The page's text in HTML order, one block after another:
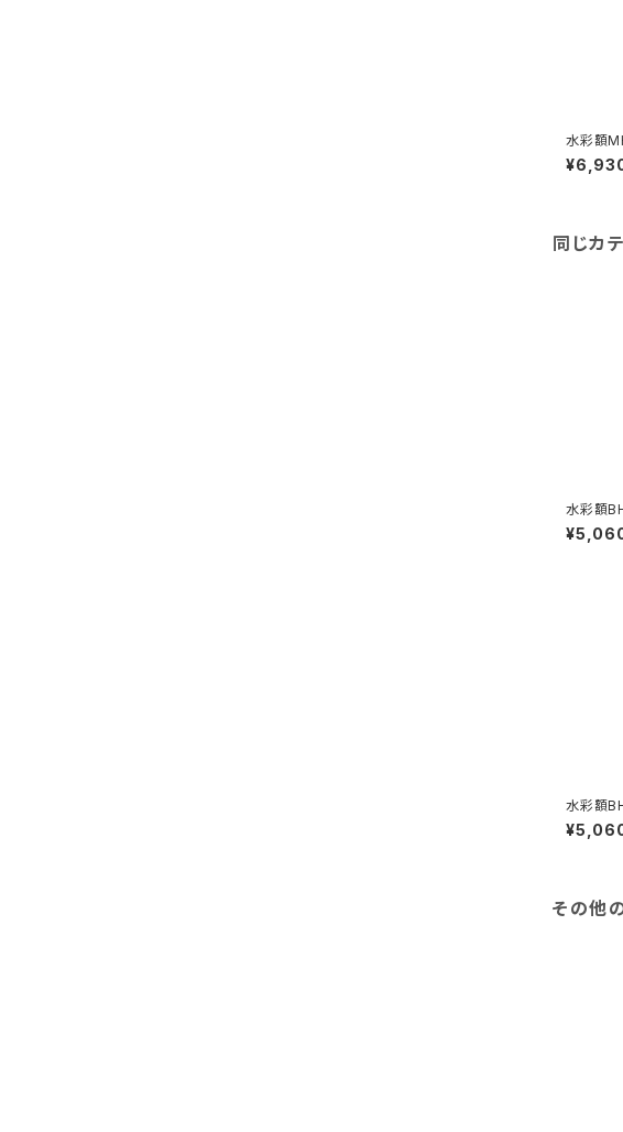
水彩額
2×443ミ
同じカ
水彩額
443ミリ
水彩額
2×443ミ
その他